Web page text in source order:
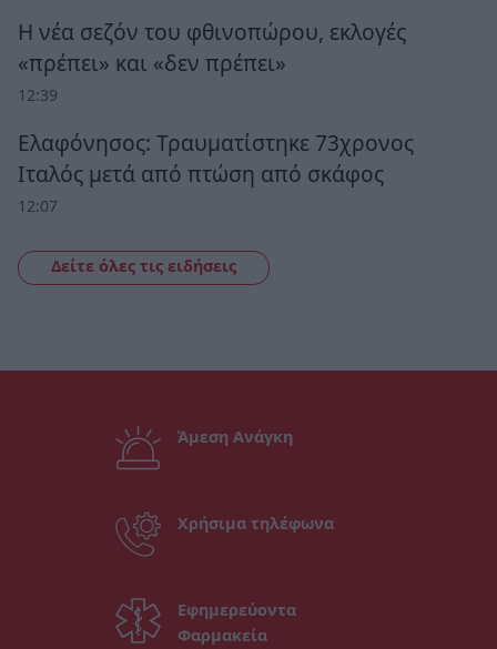
Η νέα σεζόν του φθινοπώρου, εκλογές
«πρέπει» και «δεν πρέπει»
12:39
Ελαφόνησος: Τραυματίστηκε 73χρονος
Ιταλός μετά από πτώση από σκάφος
12:07
Δείτε όλες τις ειδήσεις
Άμεση Ανάγκη
Χρήσιμα τηλέφωνα
Εφημερεύοντα
Φαρμακεία